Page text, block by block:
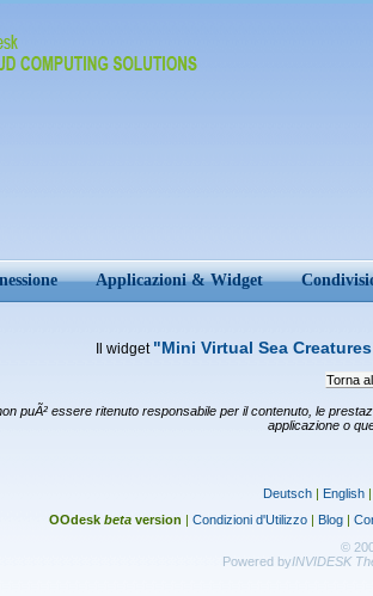
Applicazioni & Widget
Il widget "Mini Virtual Sea
Torna
puÃ² essere ritenuto responsabile per il contenuto, le
applicazione o
Deutsch | English
OOdesk betaversion | Condizioni d'Utilizzo| Blog|
©
Powered byINVIDESK